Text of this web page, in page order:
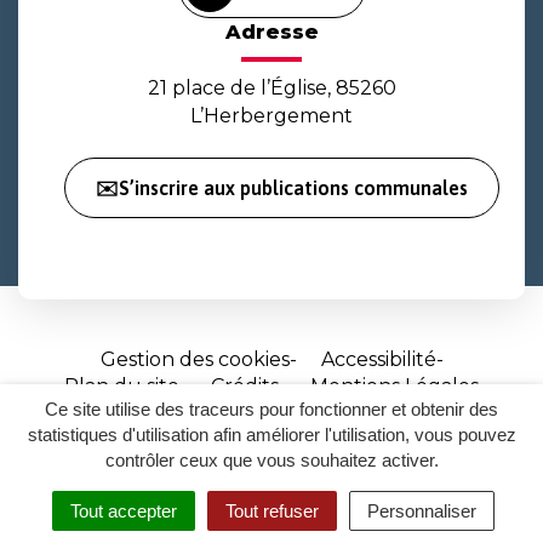
Ce site utilise des traceurs pour fonctionner et obtenir des
statistiques d'utilisation afin améliorer l'utilisation, vous pouvez
contrôler ceux que vous souhaitez activer.
Tout accepter Tout refuser Personnaliser
RECHERCHER
ACCESSIBILITÉ
Adresse
21 place de l’Église, 85260
L’Herbergement
✉️S’inscrire aux publications communales
Gestion des cookies
Accessibilité
Plan du site
Crédits
Mentions Légales
Site
réalisé
par
Inovagora